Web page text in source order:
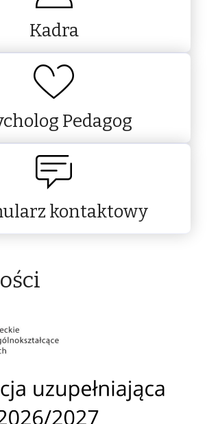
Kadra
Pedagog
kontaktowy